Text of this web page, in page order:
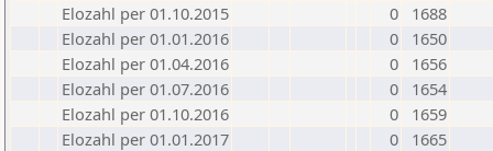
Elozahl per 01.10.2015
0
1688
Elozahl per 01.01.2016
0
1650
Elozahl per 01.04.2016
0
1656
Elozahl per 01.07.2016
0
1654
Elozahl per 01.10.2016
0
1659
Elozahl per 01.01.2017
0
1665